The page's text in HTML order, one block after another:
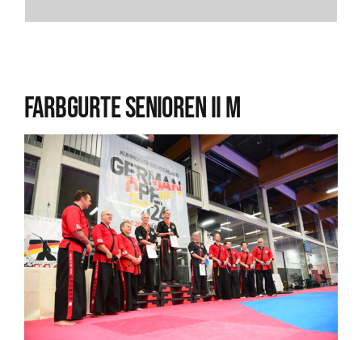
Farbgurte SENIOREN II M